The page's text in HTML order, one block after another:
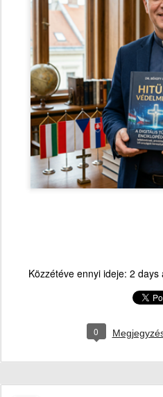
Közzétéve ennyi ideje: 2 days
0